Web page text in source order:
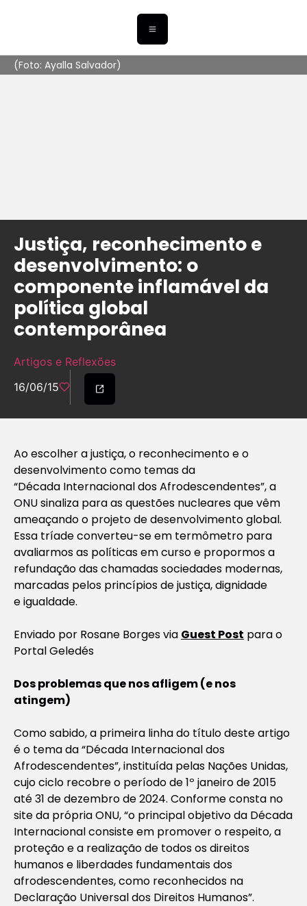
(Foto: Ayalla Salvador)
Justiça, reconhecimento e
desenvolvimento: o
componente inflamável da
política global
contemporânea
Artigos e Reflexões
16/06/15
Ao escolher a justiça, o reconhecimento e o
desenvolvimento como temas da
“Década Internacional dos Afrodescendentes”, a
ONU sinaliza para as questões nucleares que vêm
ameaçando o projeto de desenvolvimento global.
Essa tríade converteu-se em termômetro para
avaliarmos as políticas em curso e propormos a
refundação das chamadas sociedades modernas,
marcadas pelos princípios de justiça, dignidade
e igualdade.
Enviado por Rosane Borges via Guest Post para o
Portal Geledés
Dos problemas que nos afligem (e nos
atingem)
Como sabido, a primeira linha do título deste artigo
é o tema da “Década Internacional dos
Afrodescendentes”, instituída pelas Nações Unidas,
cujo ciclo recobre o período de 1º janeiro de 2015
até 31 de dezembro de 2024. Conforme consta no
site da própria ONU, “o principal objetivo da Década
Internacional consiste em promover o respeito, a
proteção e a realização de todos os direitos
humanos e liberdades fundamentais dos
afrodescendentes, como reconhecidos na
Declaração Universal dos Direitos Humanos”.